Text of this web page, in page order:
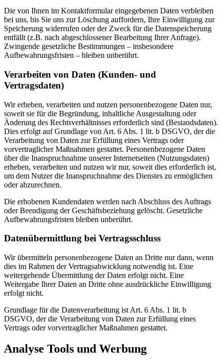
Die von Ihnen im Kontaktformular eingegebenen Daten verbleiben
bei uns, bis Sie uns zur Löschung auffordern, Ihre Einwilligung zur
Speicherung widerrufen oder der Zweck für die Datenspeicherung
entfällt (z.B. nach abgeschlossener Bearbeitung Ihrer Anfrage).
Zwingende gesetzliche Bestimmungen – insbesondere
Aufbewahrungsfristen – bleiben unberührt.
Verarbeiten von Daten (Kunden- und
Vertragsdaten)
Wir erheben, verarbeiten und nutzen personenbezogene Daten nur,
soweit sie für die Begründung, inhaltliche Ausgestaltung oder
Änderung des Rechtsverhältnisses erforderlich sind (Bestandsdaten).
Dies erfolgt auf Grundlage von Art. 6 Abs. 1 lit. b DSGVO, der die
Verarbeitung von Daten zur Erfüllung eines Vertrags oder
vorvertraglicher Maßnahmen gestattet. Personenbezogene Daten
über die Inanspruchnahme unserer Internetseiten (Nutzungsdaten)
erheben, verarbeiten und nutzen wir nur, soweit dies erforderlich ist,
um dem Nutzer die Inanspruchnahme des Dienstes zu ermöglichen
oder abzurechnen.
Die erhobenen Kundendaten werden nach Abschluss des Auftrags
oder Beendigung der Geschäftsbeziehung gelöscht. Gesetzliche
Aufbewahrungsfristen bleiben unberührt.
Datenübermittlung bei Vertragsschluss
Wir übermitteln personenbezogene Daten an Dritte nur dann, wenn
dies im Rahmen der Vertragsabwicklung notwendig ist. Eine
weitergehende Übermittlung der Daten erfolgt nicht. Eine
Weitergabe Ihrer Daten an Dritte ohne ausdrückliche Einwilligung
erfolgt nicht.
Grundlage für die Datenverarbeitung ist Art. 6 Abs. 1 lit. b
DSGVO, der die Verarbeitung von Daten zur Erfüllung eines
Vertrags oder vorvertraglicher Maßnahmen gestattet.
Analyse Tools und Werbung